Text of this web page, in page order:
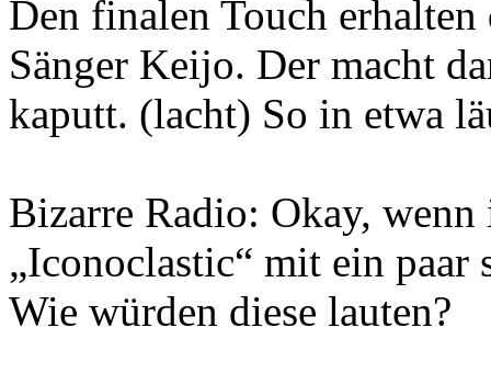
Den finalen Touch
Sänger Keijo. Der macht
kaputt. (lacht) So in etwa
Bizarre Radio: Okay,
„Iconoclastic“ mit ein paar
Wie würden diese lauten?